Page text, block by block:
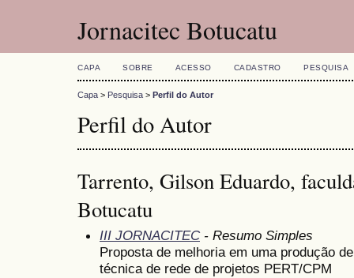
Jornacitec Botucatu
CAPA SOBRE ACESSO CADASTRO PESQUISA
Capa > Pesquisa > Perfil do Autor
Perfil do Autor
Tarrento, Gilson Eduardo,
Botucatu
III JORNACITEC- Resumo Simples
Proposta de melhoria em uma produção
técnica de rede de projetos PERT/CPM